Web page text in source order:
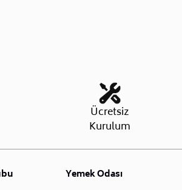
Ücretsiz
Kurulum
Yemek Odası